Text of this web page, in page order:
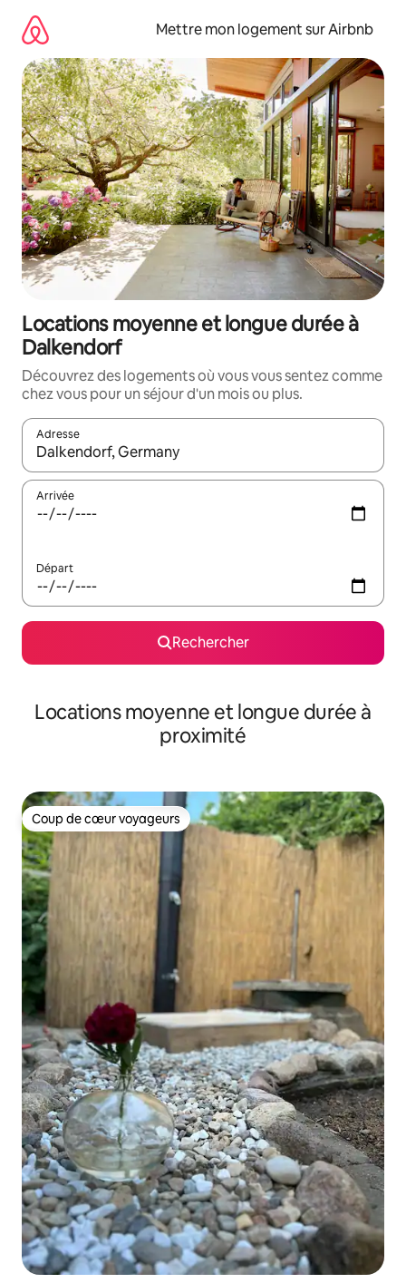
directement
contenu
Mettre mon logement sur Airbnb
Locations moyenne et longue durée à
Dalkendorf
Découvrez des logements où vous vous sentez comme
chez vous pour un séjour d'un mois ou plus.
Adresse
Lorsque les résultats s'affichent, utilisez les flèches vers le
Arrivée
Départ
Rechercher
Locations moyenne et longue durée à
proximité
Coup de cœur voyageurs
Coup de cœur voyageurs